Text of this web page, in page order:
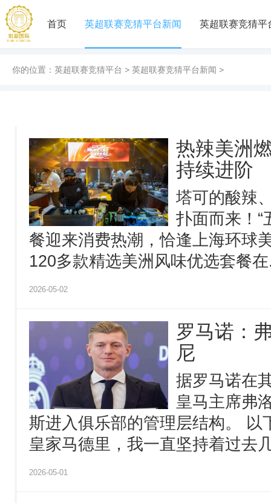
首页 英超联赛竞猜平台新闻 英超联赛竞猜平
你的位置： 英超联赛竞猜平台 > 英超联赛竞猜平台新闻 >
热辣美洲
持续进阶
塔可的酸辣
扑面而来！“
餐迎来消费热潮，恰逢上海环球
120多款精选美洲风味优选套餐
2026-05-02
罗马诺：
尼
据罗马诺在
皇马主席弗
斯进入俱乐部的管理层结构。 以
皇家马德里，我一直坚持着过去
2026-05-01